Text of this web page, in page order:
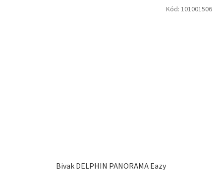
Bivak DELPHIN PANORAMA Eazy
Kód: 101001506